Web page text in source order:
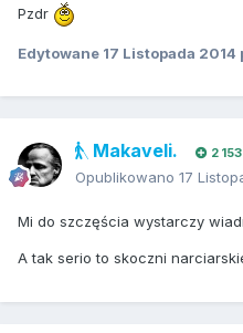
Pzdr
Edytowane 17 Listopada 2014
Makaveli. 2 153
Opublikowano 17
Mi do szczęścia wystarczy
A tak serio to skoczni